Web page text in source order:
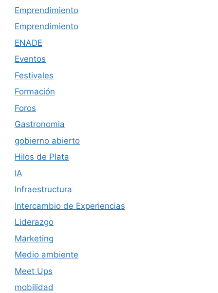
Emprendimiento
Emprendimiento
ENADE
Eventos
Festivales
Formación
Foros
Gastronomia
gobierno abierto
Hilos de Plata
IA
Infraestructura
Intercambio de Experiencias
Liderazgo
Marketing
Medio ambiente
Meet Ups
mobilidad